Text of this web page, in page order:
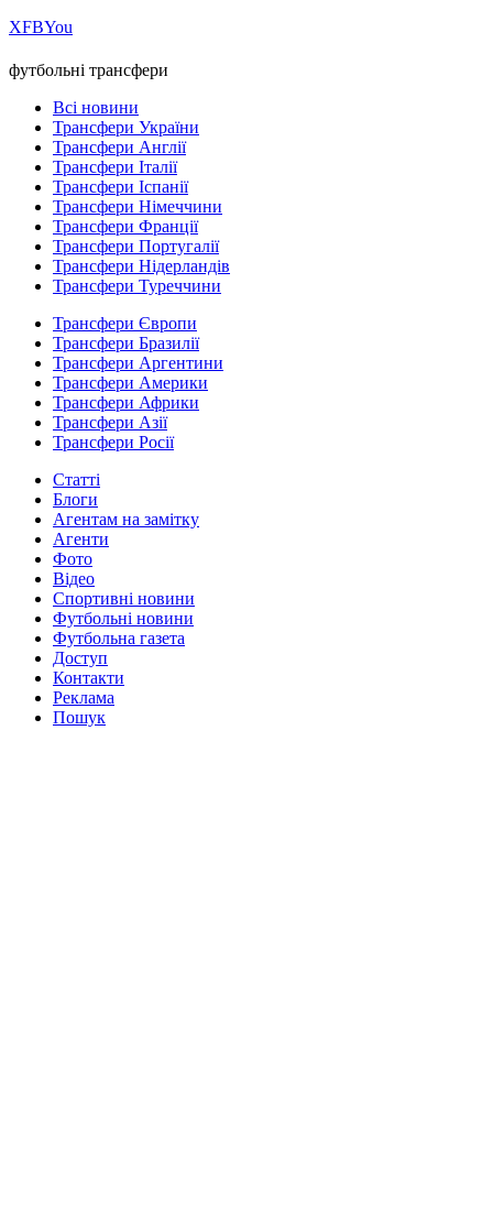
ХFBYou
футбольні трансфери
Всі новини
Трансфери України
Трансфери Англії
Трансфери Італії
Трансфери Іспанії
Трансфери Німеччини
Трансфери Франції
Трансфери Португалії
Трансфери Нідерландів
Трансфери Туреччини
Трансфери Європи
Трансфери Бразилії
Трансфери Аргентини
Трансфери Америки
Трансфери Африки
Трансфери Азії
Трансфери Росії
Статті
Блоги
Агентам на замітку
Агенти
Фото
Відео
Спортивні новини
Футбольні новини
Футбольна газета
Доступ
Контакти
Реклама
Пошук